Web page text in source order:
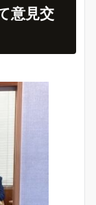
意見交